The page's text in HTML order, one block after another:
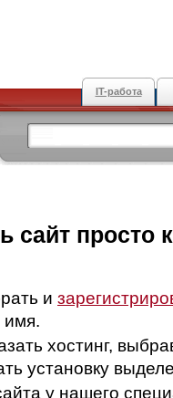
IT-работа
сайт просто
и
имя.
хостинг,
установку
у нашего